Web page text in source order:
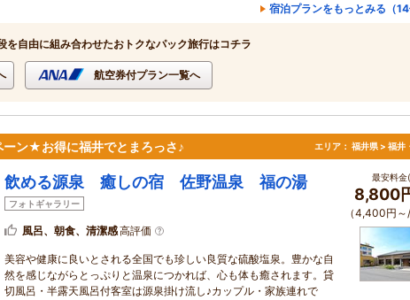
宿泊プランをもっとみる（14
を自由に組み合わせたおトクなパック旅行はコチラ
航空券付プラン一覧へ
ン★お得に福井でとまろっさ♪ エリア： 福井県 > 福井
飲める源泉 癒しの宿 佐野温泉 福の湯
フォトギャラリー
風呂、朝食、清潔感高評価
美容や健康に良いとされる全国でも珍しい良質な硫酸塩泉。豊かな自
然を感じながらとっぷりと温泉につかれば、心も体も癒されます。貸
切風呂・半露天風呂付客室は源泉掛け流し♪カップル・家族連れで
最安料金
8,800
（4,400円～/